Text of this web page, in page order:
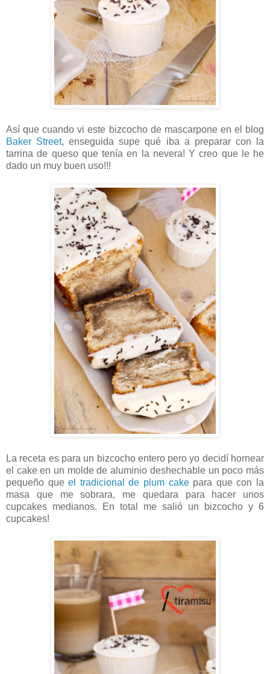
Así que cuando vi este bizcocho de mascarpone en el blog
Baker Street, enseguida supe qué iba a preparar con la
tarrina de queso que tenía en la nevera! Y creo que le he
dado un muy buen uso!!!
La receta es para un bizcocho entero pero yo decidí hornear
el cake en un molde de aluminio deshechable un poco más
pequeño queel tradicional de plum cakepara que con la
masa que me sobrara, me quedara para hacer unos
cupcakes medianos. En total me salió un bizcocho y 6
cupcakes!